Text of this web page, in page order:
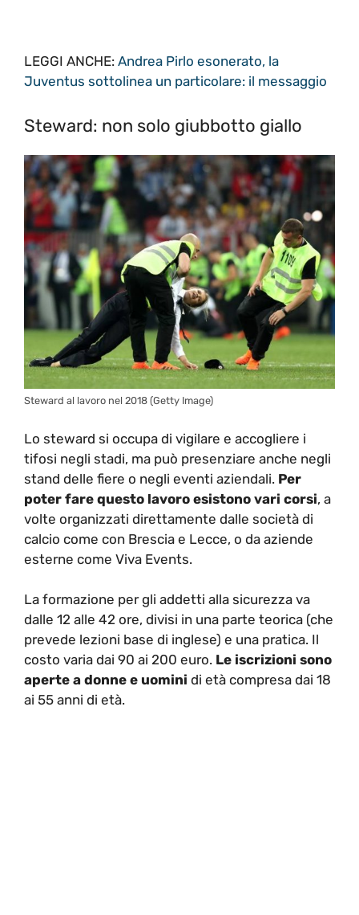
LEGGI ANCHE: Andrea Pirlo esonerato, la
Juventus sottolinea un particolare: il messaggio
Steward: non solo giubbotto giallo
Steward al lavoro nel 2018 (Getty Image)
Lo steward si occupa di vigilare e accogliere i
tifosi negli stadi, ma può presenziare anche negli
stand delle fiere o negli eventi aziendali. Per
poter fare questo lavoro esistono vari corsi, a
volte organizzati direttamente dalle società di
calcio come con Brescia e Lecce, o da aziende
esterne come Viva Events.
La formazione per gli addetti alla sicurezza va
dalle 12 alle 42 ore, divisi in una parte teorica (che
prevede lezioni base di inglese) e una pratica. Il
costo varia dai 90 ai 200 euro. Le iscrizioni sono
aperte a donne e uomini di età compresa dai 18
ai 55 anni di età.